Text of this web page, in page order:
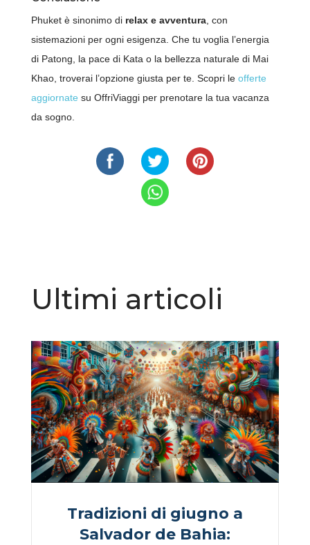
Phuket è sinonimo di relax e avventura, con
sistemazioni per ogni esigenza. Che tu voglia l’energia
di Patong, la pace di Kata o la bellezza naturale di Mai
Khao, troverai l’opzione giusta per te. Scopri le offerte
aggiornate su OffriViaggi per prenotare la tua vacanza
da sogno.
Ultimi articoli
Tradizioni di giugno a
Salvador de Bahia: